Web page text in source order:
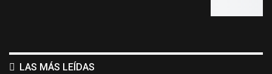
LAS MÁS LEÍDAS